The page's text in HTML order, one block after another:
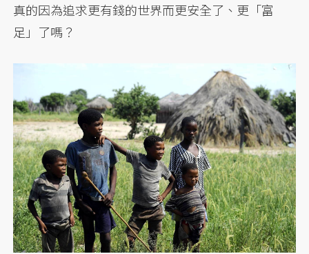
真的因為追求更有錢的世界而更安全了、更「富
足」了嗎？